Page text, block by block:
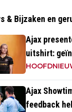
& Bijzaken en
Ajax
uitshirt:
momenten
Ajax
feedback